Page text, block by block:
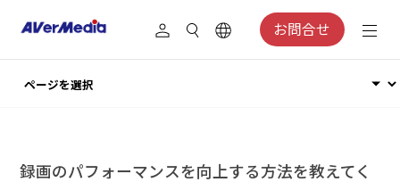
お問合せ
録画のパフォーマンスを向上する方法を教えてく